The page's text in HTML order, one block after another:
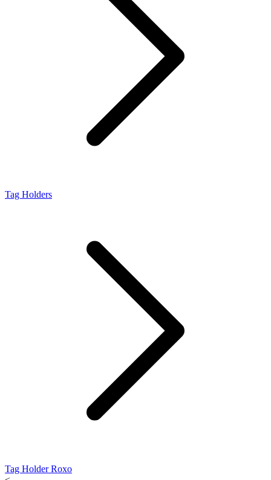
Tag Holders
Tag Holder Roxo